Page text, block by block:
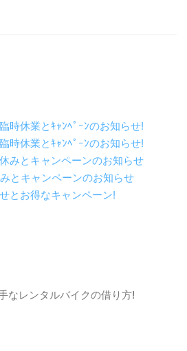
時休業とｷｬﾝﾍﾟｰﾝのお知らせ!
時休業とｷｬﾝﾍﾟｰﾝのお知らせ!
みとキャンペーンのお知らせ
とキャンペーンのお知らせ
とお得なキャンペーン!
なレンタルバイクの借り方!